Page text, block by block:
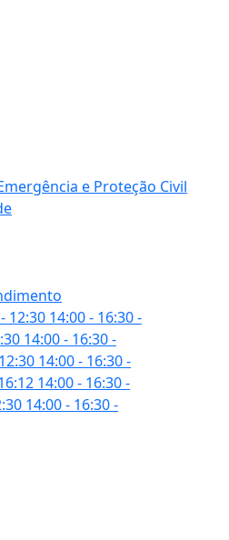
e Proteção Civil
12:30 14:00 - 16:30-
14:00 - 16:30-
14:00 - 16:30-
14:00 - 16:30-
14:00 - 16:30-